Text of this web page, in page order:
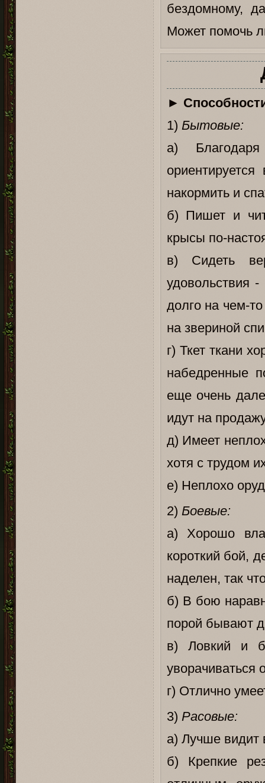
бездомному,
Может помочь
►
1) Бытовые:
а)
накормить и
б) Пишет и
крысы по-
в) Сидеть
удовольствия
долго на чем-
на звериной
г) Ткет ткани
набедренные
еще очень
идут на
д) Имеет
хотя с трудом
е) Неплохо
2) Боевые:
а) Хорошо
короткий бой,
наделен, так
б) В бою
порой бывают
в) Ловкий и
уворачиваться
г) Отлично
3) Расовые:
а) Лучше видит
б) Крепкие